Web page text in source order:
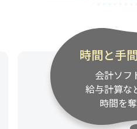
時間と手
会計ソフ
給与計算な
時間を